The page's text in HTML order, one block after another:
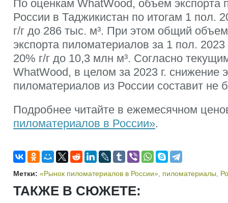
По оценкам WhatWood, объем экспорта
России в Таджикистан по итогам 1 пол.
г/г до 286 тыс. м³. При этом общий объем
экспорта пиломатериалов за 1 пол. 2023
20% г/г до 10,3 млн м³. Согласно
WhatWood, в целом за 2023 г. снижение
пиломатериалов из России составит не
Подробнее читайте в ежемесячном
пиломатериалов в России».
Метки: «Рынок пиломатериалов в России» пиломатериалы
ТАКЖЕ В СЮЖЕТЕ: